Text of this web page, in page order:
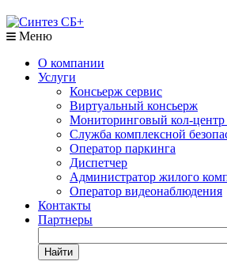
Меню
О компании
Услуги
Консьерж сервис
Виртуальный консьерж
Мониторинговый кол-центр
Служба комплексной
Оператор паркинга
Диспетчер
Администратор жилого
Оператор видеонаблюдения
Контакты
Партнеры
Найти